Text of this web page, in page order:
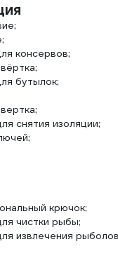
консервов;
бутылок;
снятия изоляции;
крючок;
чистки рыбы;
извлечения